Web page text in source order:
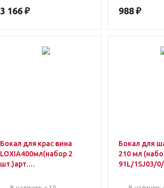
3 166 ₽ 988 ₽
Бокал для крас вина
LOXIA400мл(набор 2
шт.)арт.
264
Бокал для
210 мл
91L/1SJ03/